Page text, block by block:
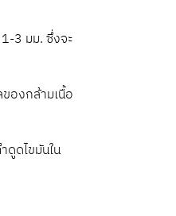
3 มม. ซึ่งจะ
องกล้ามเนื้อ
ดไขมันใน